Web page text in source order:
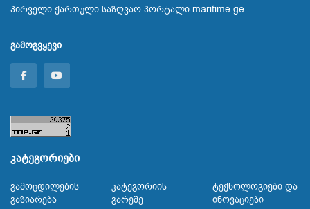
პირველი ქართული საზღვაო პორტალი maritime.ge
გამოგვყევი
კატეგორიები
Გამოცდილების
Გაზიარება
Კატეგორიის
Გარეშე
Ტექნოლოგიები Და
Ინოვაციები